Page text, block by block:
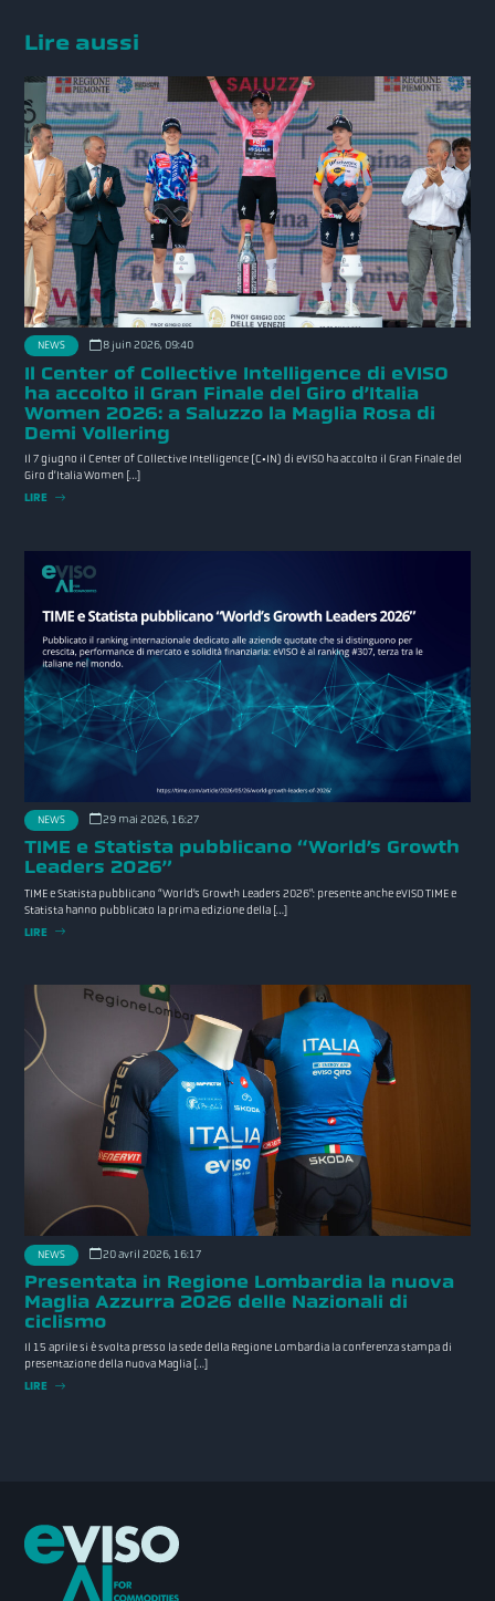
Lire aussi
NEWS 8 juin 2026, 09:40
Il Center of Collective Intelligence di eVISO
ha accolto il Gran Finale del Giro d’Italia
Women 2026: a Saluzzo la Maglia Rosa di
Demi Vollering
Il 7 giugno il Center of Collective Intelligence (C•IN) di eVISO ha accolto il Gran Finale del
Giro d’Italia Women […]
LIRE
NEWS 29 mai 2026, 16:27
TIME e Statista pubblicano “World’s Growth
Leaders 2026”
TIME e Statista pubblicano “World’s Growth Leaders 2026”: presente anche eVISO TIME e
Statista hanno pubblicato la prima edizione della […]
LIRE
NEWS 20 avril 2026, 16:17
Presentata in Regione Lombardia la nuova
Maglia Azzurra 2026 delle Nazionali di
ciclismo
Il 15 aprile si è svolta presso la sede della Regione Lombardia la conferenza stampa di
presentazione della nuova Maglia […]
LIRE